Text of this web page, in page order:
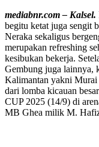
mediabnr.com – Kalsel.
begitu ketat juga sengit
Neraka sekaligus
merupakan refreshing
kesibukan bekerja.
Gembung juga lainnya,
Kalimantan yakni Murai
dari lomba kicauan
CUP 2025 (14/9) di
MB Ghea milik M.